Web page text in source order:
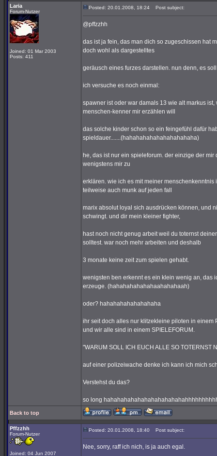
Laria
Forum-Nutzer
Joined: 01 Mar 2003
Posts: 411
Posted: 20.01.2008, 18:24 Post subject:
@pffzzhh
das ist ja fein, das man dich so zugeschissen hat
doch wohl als dargestelltes
geräusch eines furzes darstellen. nun denn, es
ich versuche es noch einmal:
spawner ist oder war damals 13 wie alt markus
menschen-kenner mir erzählen will
das solche kinder schon so ein feingefühl dafür
spieldauer.......(hahahahahahahahahahaha)
he, das ist nur ein spieleforum. der einzige der
wenigstens mir zu
erklären. wie ich es mit meiner
teilweise auch munk auf jeden fall
marix absolut loyal sich ausdrücken können, und
schwingt. und dir mein kleiner fighter,
hast noch nicht genug arbeit weil du toternst
solltest. war noch mehr arbeiten und deshalb
3 monate keine zeit zum spielen gehabt.
wenigsten ben erkennt es ein klein wenig an, das
erzeuge. (hahahahahahahaahahahaah)
oder? hahahahahahahahaha
ihr seit doch alles nur klitzekleine piloten in einem
und wir alle sind in einem SPIELEFORUM.
"WARUM SOLL ICH EUCH ALLE SO TOTERNST
auf einer polizeiwache denke ich kann ich mich
Verstehst du das?
so long
Back to top
Pffzzhh
Forum-Nutzer
Joined: 04 Jun 2007
Posted: 20.01.2008, 18:40 Post subject:
Nee, sorry, raff ich nich, is ja auch egal.